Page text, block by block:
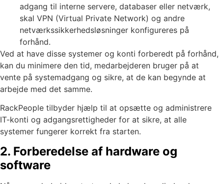
adgang til interne servere, databaser eller netværk,
skal VPN (Virtual Private Network) og andre
netværkssikkerhedsløsninger konfigureres på
forhånd.
Ved at have disse systemer og konti forberedt på forhånd,
kan du minimere den tid, medarbejderen bruger på at
vente på systemadgang og sikre, at de kan begynde at
arbejde med det samme.
RackPeople tilbyder hjælp til at opsætte og administrere
IT-konti og adgangsrettigheder for at sikre, at alle
systemer fungerer korrekt fra starten.
2. Forberedelse af hardware og
software